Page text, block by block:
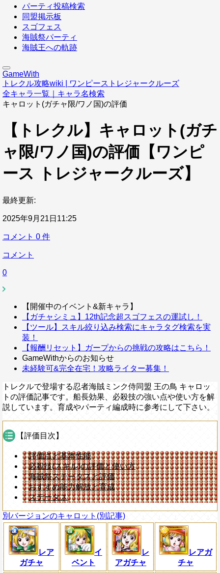
パーティ投稿検索
同盟掲示板
スゴフェス
海賊祭パーティ
海賊王への軌跡
GameWith
トレクル攻略wiki | ワンピーストレジャークルーズ
全キャラ一覧｜キャラ名検索
キャロット(ガチャ限/ワノ国)の評価
【トレクル】キャロット(ガチ
ャ限/ワノ国)の評価【ワンピ
ース トレジャークルーズ】
最終更新:
2025年9月21日11:25
コメント 0 件
コメント
0
【開催中のイベント&新キャラ】
【ガチャシミュ】12th記念超スゴフェスの運試し！
【ツール】スキル絞り込み検索にキャラタグ検索を実
装！
【報酬リセット】ガープからの挑戦の攻略はこちら！
GameWithからのお知らせ
未経験可&完全在宅！攻略ライター募集！
トレクルで登場する忍者海賊ミンク侍同盟 王の鳥 キャロッ
トの評価記事です。船長効果、必殺技の強い点や使い方を解
説しています。育成やパーティ編成時に参考にして下さい。
【評価目次】
評価点と基本性能
必殺技(スキル)の評価と使い方
海賊祭ステータスと評価
おすすめ能力解放と育成
ステータス
別バージョンのキャロット(別記事)
レア
ガチャ
イ
ベント
レ
アガチャ
レアガ
チャ